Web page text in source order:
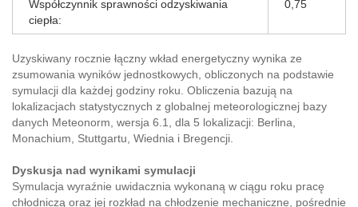
Współczynnik sprawności odzyskiwania
ciepła:
0,75
Uzyskiwany rocznie łączny wkład energetyczny wynika ze
zsumowania wyników jednostkowych, obliczonych na podstawie
symulacji dla każdej godziny roku. Obliczenia bazują na
lokalizacjach statystycznych z globalnej meteorologicznej bazy
danych Meteonorm, wersja 6.1, dla 5 lokalizacji: Berlina,
Monachium, Stuttgartu, Wiednia i Bregencji.
Dyskusja nad wynikami symulacji
Symulacja wyraźnie uwidacznia wykonaną w ciągu roku pracę
chłodniczą oraz jej rozkład na chłodzenie mechaniczne, pośrednie